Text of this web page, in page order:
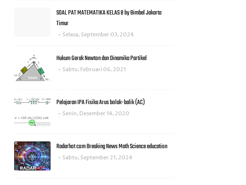
SOAL PAT MATEMATIKA KELAS 8 by Bimbel Jakarta
Timur
Selasa, September 03, 2024
Hukum Gerak Newton dan Dinamika Partikel
Sabtu, Februari 06, 2021
Pelajaran IPA Fisika Arus bolak-balik (AC)
Senin, Desember 14, 2020
Radarhot com Breaking News Math Science education
Sabtu, September 21, 2024